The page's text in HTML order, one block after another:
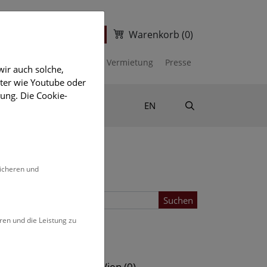
Warenkorb (0)
Vermietung Presse
EN
Suchen
auch solche,
wie Youtube oder
Die Cookie-
und
und die Leistung zu